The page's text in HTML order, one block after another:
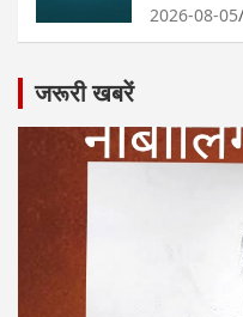
2026-08-05
जरूरी खबरें